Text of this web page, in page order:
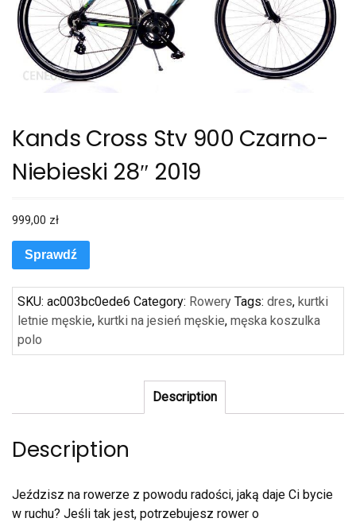
Kands Cross Stv 900 Czarno-
Niebieski 28″ 2019
999,00 zł
Sprawdź
SKU: ac003bc0ede6 Category: Rowery Tags: dres, kurtki
letnie męskie, kurtki na jesień męskie, męska koszulka
polo
Description
Description
Jeździsz na rowerze z powodu radości, jaką daje Ci bycie
w ruchu? Jeśli tak jest, potrzebujesz rower o